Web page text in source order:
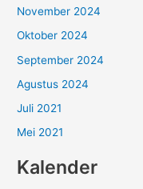
November 2024
Oktober 2024
September 2024
Agustus 2024
Juli 2021
Mei 2021
Kalender